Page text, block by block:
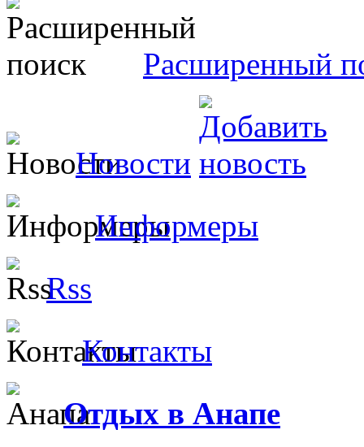
Расширенный
Новости
Информеры
Rss
Контакты
Отдых в Анапе